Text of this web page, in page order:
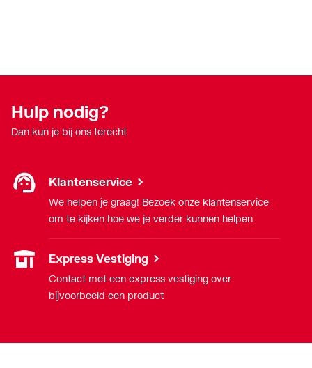
Hulp nodig?
Dan kun je bij ons terecht
Klantenservice
We helpen je graag! Bezoek onze klantenservice
om te kijken hoe we je verder kunnen helpen
Express Vestiging
Contact met een express vestiging over
bijvoorbeeld een product